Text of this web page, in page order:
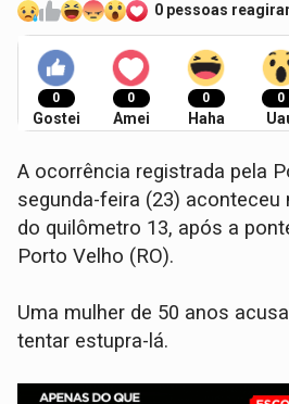
0 pessoas
0
Gostei
0
Amei
0
Haha
0
A ocorrência registrada pela
segunda-feira (23) aconteceu
do quilômetro 13, após a
Porto Velho (RO).
Uma mulher de 50 anos
tentar estupra-lá.